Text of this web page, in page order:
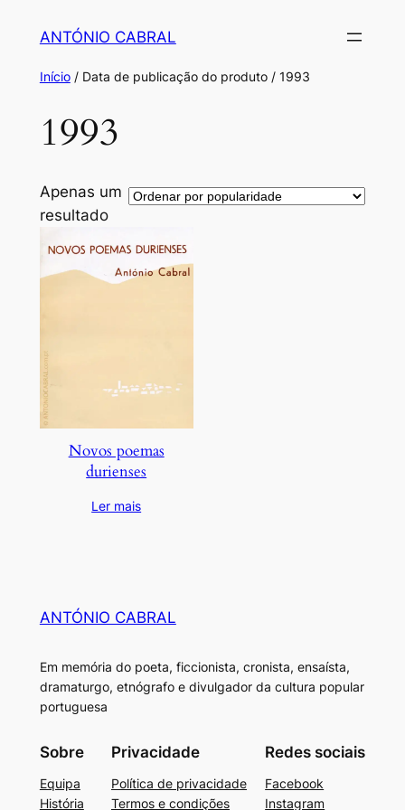
conteúdo
ANTÓNIO CABRAL
Início/ Data de publicação do produto / 1993
1993
Apenas um
resultado
Novos poemas
durienses
Ler mais
ANTÓNIO CABRAL
Em memória do poeta, ficcionista, cronista, ensaísta,
dramaturgo, etnógrafo e divulgador da cultura popular
portuguesa
Sobre
Equipa
História
Privacidade
Política de privacidade
Termos e condições
Redes sociais
Facebook
Instagram